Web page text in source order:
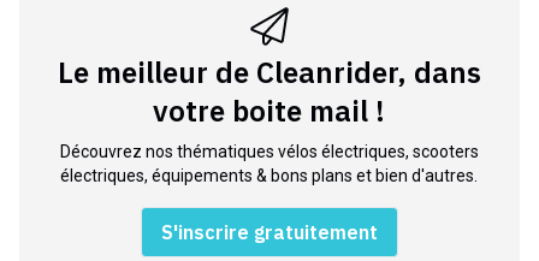
Le meilleur de Cleanrider, dans
votre boite mail !
Découvrez nos thématiques vélos électriques, scooters
électriques, équipements & bons plans et bien d'autres.
S'inscrire gratuitement